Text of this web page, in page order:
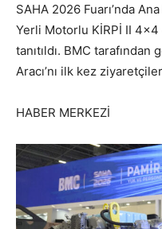
SAHA 2026 Fuarı’nda
Yerli Motorlu KİRPİ II 4×4
tanıtıldı. BMC
Aracı’nı ilk kez
HABER MERKEZİ